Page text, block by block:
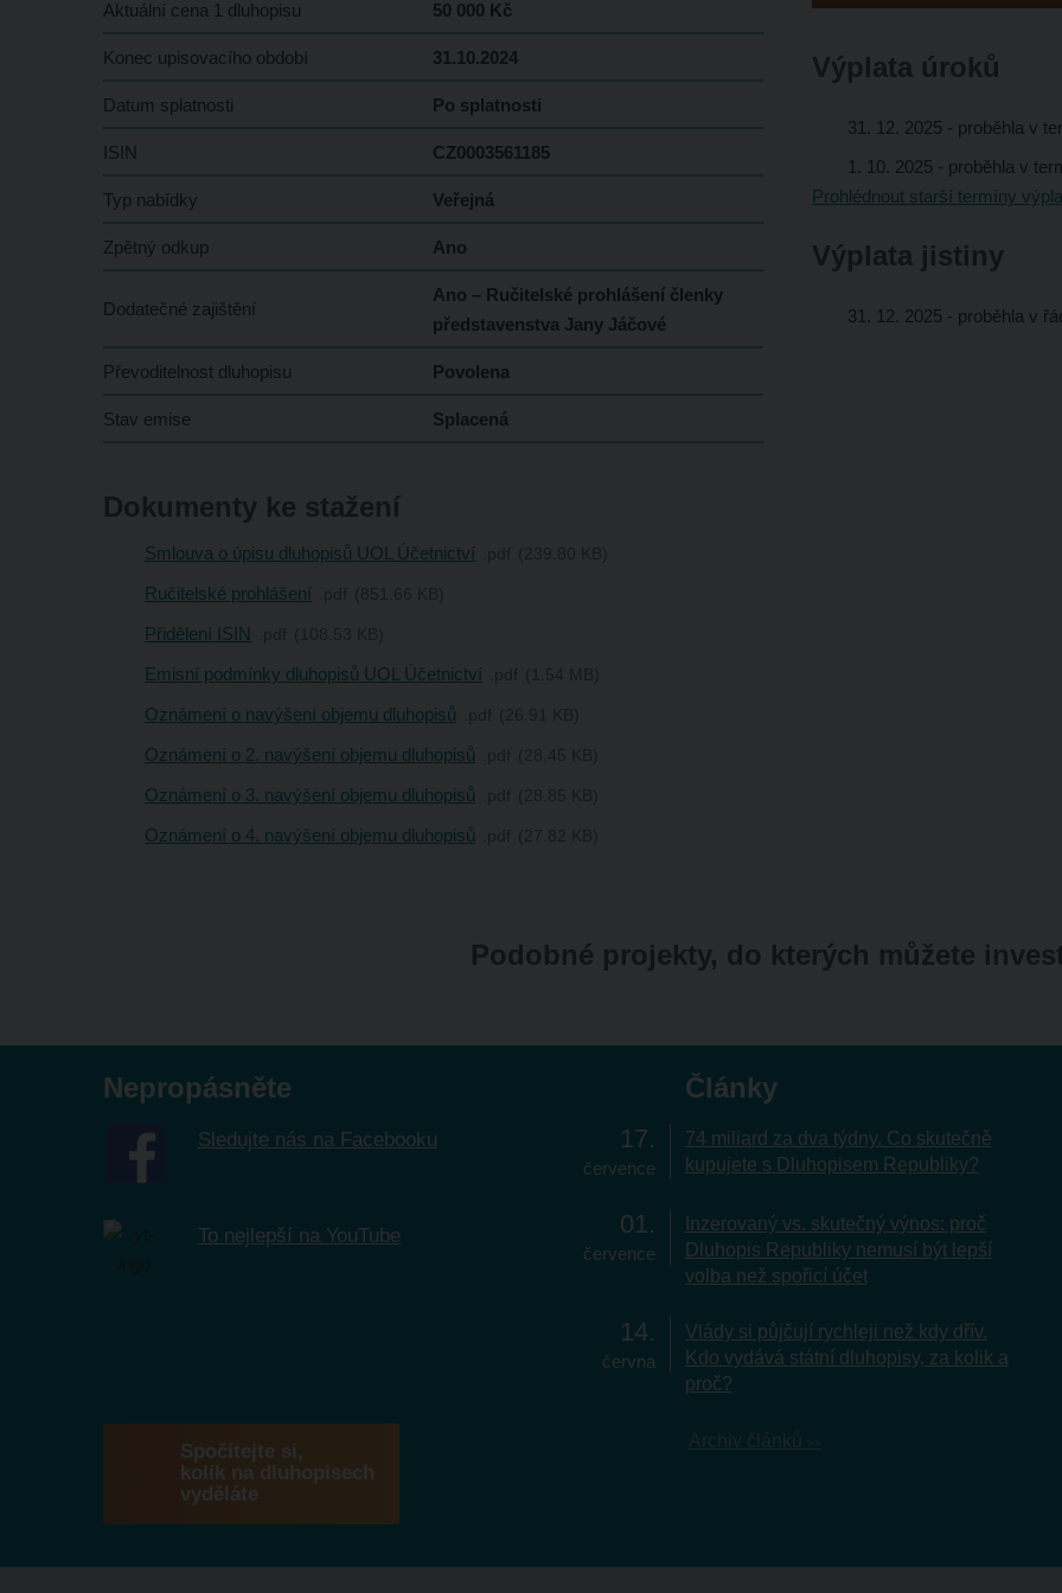
Aktuální cena 1 dluhopisu 50 000 Kč
Konec upisovacího období 31.10.2024
Datum splatnosti Po splatnosti
ISIN CZ0003561185
Typ nabídky Veřejná
Zpětný odkup Ano
Dodatečné zajištění
Ano – Ručitelské prohlášení členky
představenstva Jany Jáčové
Převoditelnost dluhopisu Povolena
Stav emise Splacená
Dokumenty ke stažení
Smlouva o úpisu dluhopisů UOL Účetnictví
Ručitelské prohlášení
Přidělení ISIN
Emisní podmínky dluhopisů UOL Účetnictví
Oznámení o navýšení objemu dluhopisů
Oznámení o 2. navýšení objemu dluhopisů
Oznámení o 3. navýšení objemu dluhopisů
Oznámení o 4. navýšení objemu dluhopisů
Výplata úroků
31. 12. 2025 - proběhla v
1. 10. 2025 - proběhla v
Prohlédnout starší termíny
Výplata jistiny
31. 12. 2025 - proběhla v
Podobné projekty, do kterých můžete
Nepropásněte
Sledujte nás na Facebooku
To nejlepší na YouTube
Spočítejte si,
kolik na dluhopisech
vyděláte
Články
17
července
74 miliard za dva týdny. Co skutečně
kupujete s Dluhopisem Republiky?
01
července
Inzerovaný vs. skutečný výnos: proč
Dluhopis Republiky nemusí být lepší
volba než spořicí účet
14
června
Vlády si půjčují rychleji než kdy dřív.
Kdo vydává státní dluhopisy, za kolik a
proč?